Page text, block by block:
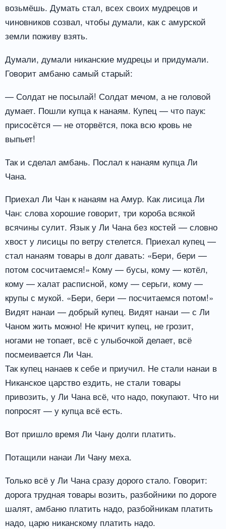
возьмёшь. Думать стал, всех своих мудрецов и
чиновников созвал, чтобы думали, как с амурской
земли поживу взять.
Думали, думали никанские мудрецы и придумали.
Говорит амбаню самый старый:
— Солдат не посылай! Солдат мечом, а не головой
думает. Пошли купца к нанаям. Купец — что паук:
присосётся — не оторвётся, пока всю кровь не
выпьет!
Так и сделал амбань. Послал к нанаям купца Ли
Чана.
Приехал Ли Чан к нанаям на Амур. Как лисица Ли
Чан: слова хорошие говорит, три короба всякой
всячины сулит. Язык у Ли Чана без костей — словно
хвост у лисицы по ветру стелется. Приехал купец —
стал нанаям товары в долг давать: «Бери, бери —
потом сосчитаемся!» Кому — бусы, кому — котёл,
кому — халат расписной, кому — серьги, кому —
крупы с мукой. «Бери, бери — посчитаемся потом!»
Видят нанаи — добрый купец. Видят нанаи — с Ли
Чаном жить можно! Не кричит купец, не грозит,
ногами не топает, всё с улыбочкой делает, всё
посмеивается Ли Чан.
Так купец нанаев к себе и приучил. Не стали нанаи в
Никанское царство ездить, не стали товары
привозить, у Ли Чана всё, что надо, покупают. Что ни
попросят — у купца всё есть.
Вот пришло время Ли Чану долги платить.
Потащили нанаи Ли Чану меха.
Только всё у Ли Чана сразу дорого стало. Говорит:
дорога трудная товары возить, разбойники по дороге
шалят, амбаню платить надо, разбойникам платить
надо, царю никанскому платить надо.